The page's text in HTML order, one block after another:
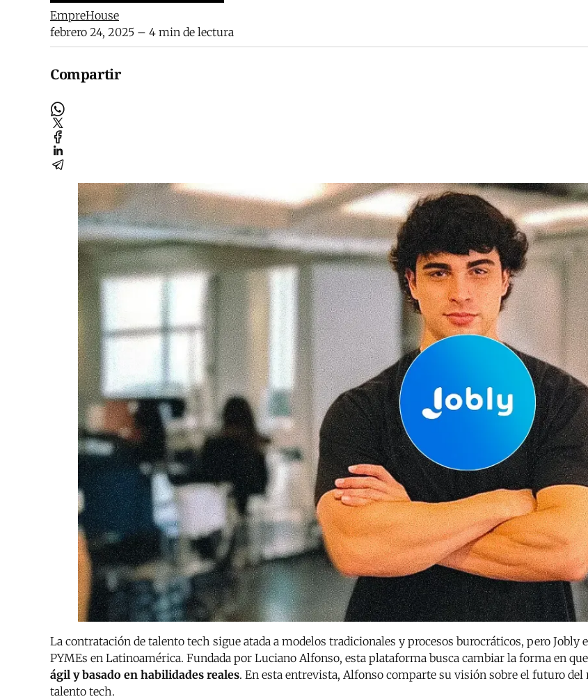
EmpreHouse
febrero 24, 2025 – 4 min de lectura
Compartir
La contratación de talento tech sigue atada a modelos tradicionales y procesos burocráticos, pero
PYMEs en Latinoamérica. Fundada por Luciano Alfonso, esta plataforma busca cambiar la forma en
ágil y basado en habilidades reales. En esta entrevista, Alfonso comparte su visión sobre el futuro
talento tech.